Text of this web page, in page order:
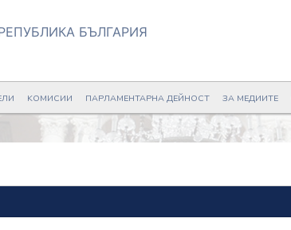
БЪЛГАРИЯ
KОМИСИИ ПАРЛАМЕНТАРНА ДЕЙНОСТ ЗА МЕДИИТЕ